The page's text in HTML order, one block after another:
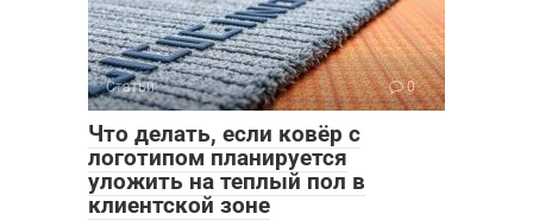
Статьи 0
Что делать, если ковёр с
логотипом планируется
уложить на теплый пол в
клиентской зоне